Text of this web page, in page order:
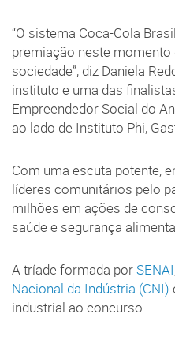
“O sistema Coca-Cola
premiação neste momento
sociedade”, diz Daniela
instituto e uma das
Empreendedor Social do
ao lado de Instituto Phi,
Com uma escuta potente,
líderes comunitários pelo
milhões em ações de
saúde e segurança
A tríade formada porSENAI
Nacional da Indústria (CNI)
industrial ao concurso.